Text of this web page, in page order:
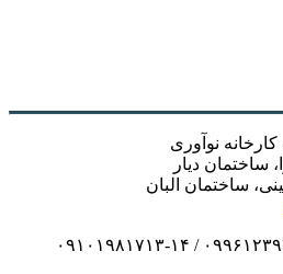
نوآوری
ساختمان دیار
ساختمان البان